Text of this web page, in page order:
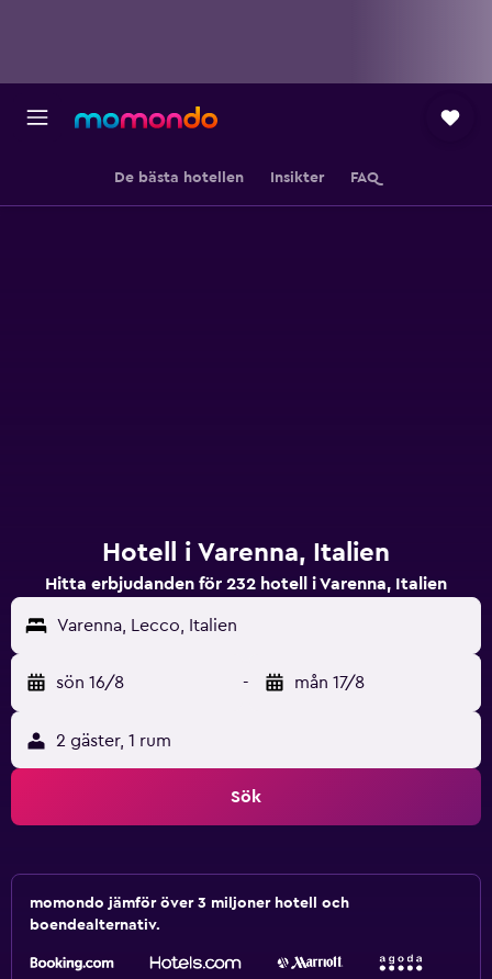
De bästa hotellen Insikter FAQ
Hotell i Varenna, Italien
Hitta erbjudanden för 232 hotell i Varenna, Italien
Varenna, Lecco, Italien
sön 16/8 - mån 17/8
2 gäster, 1 rum
Sök
momondo jämför över 3 miljoner hotell och
boendealternativ.